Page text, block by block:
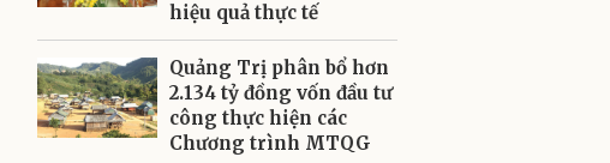
hiệu quả thực tế
Quảng Trị phân bổ hơn
2.134 tỷ đồng vốn đầu tư
công thực hiện các
Chương trình MTQG